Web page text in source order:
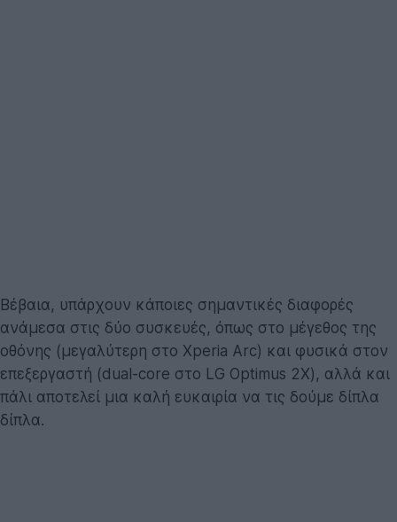
Βέβαια, υπάρχουν κάποιες σημαντικές διαφορές
ανάμεσα στις δύο συσκευές, όπως στο μέγεθος της
οθόνης (μεγαλύτερη στο Xperia Arc) και φυσικά στον
επεξεργαστή (dual-core στο LG Optimus 2X), αλλά και
πάλι αποτελεί μια καλή ευκαιρία να τις δούμε δίπλα
δίπλα.